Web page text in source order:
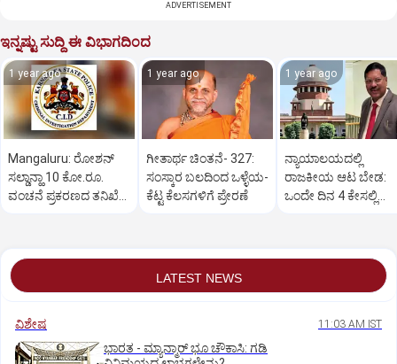
ADVERTISEMENT
ಇನ್ನಷ್ಟು ಸುದ್ದಿ ಈ ವಿಭಾಗದಿಂದ
1 year ago
Mangaluru: ರೋಶನ್‌
ಸಲ್ಡಾನ್ಹಾ 10 ಕೋ.ರೂ.
ವಂಚನೆ ಪ್ರಕರಣದ ತನಿಖೆ
1 year ago
ಗೀತಾರ್ಥ ಚಿಂತನೆ- 327:
ಸಂಸ್ಕಾರ ಬಲದಿಂದ ಒಳ್ಳೆಯ-
ಕೆಟ್ಟ ಕೆಲಸಗಳಿಗೆ ಪ್ರೇರಣೆ
1 year ago
ನ್ಯಾಯಾಲಯದಲ್ಲಿ
ರಾಜಕೀಯ ಆಟ ಬೇಡ:
ಒಂದೇ ದಿನ 4 ಕೇಸಲ್ಲಿ
LATEST NEWS
ವಿಶೇಷ 11:03 AM IST
ಭಾರತ -‌ ಮ್ಯಾನ್ಮಾರ್ ಭೂ ಚೌಕಾಸಿ: ಗಡಿ